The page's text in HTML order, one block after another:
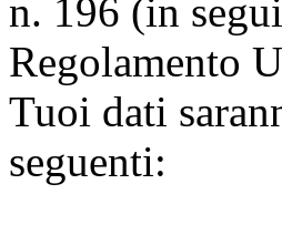
n. 196 (in
Regolamento
Tuoi dati
seguenti: